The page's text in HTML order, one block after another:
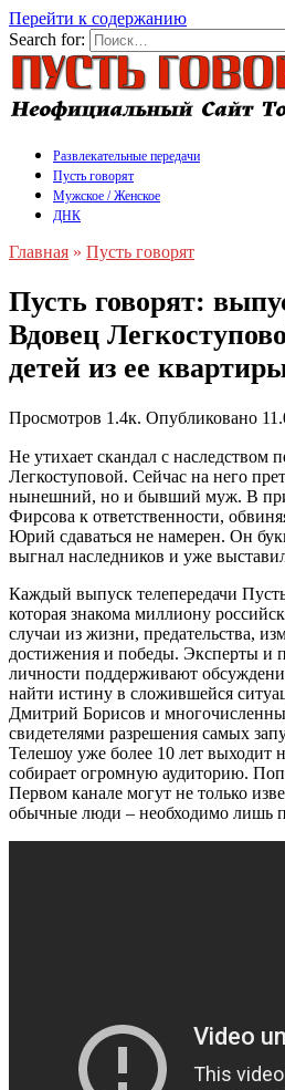
Перейти к содержанию
Search for:
Развлекательные передачи
Пусть говорят
Мужское / Женское
ДНК
Главная » Пусть говорят
Пусть говорят:
Вдовец
детей из ее
Просмотров 1.4к. Опубликовано
Не утихает скандал с наследством
Легкоступовой. Сейчас на него
нынешний, но и бывший муж. В
Фирсова к ответственности,
Юрий сдаваться не намерен. Он
выгнал наследников и уже
Каждый выпуск телепередачи
которая знакома миллиону
случаи из жизни, предательства,
достижения и победы. Эксперты и
личности поддерживают
найти истину в сложившейся
Дмитрий Борисов и
свидетелями разрешения самых
Телешоу уже более 10 лет выходит
собирает огромную аудиторию.
Первом канале могут не только
обычные люди – необходимо лишь